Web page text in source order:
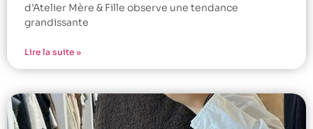
d’Atelier Mère & Fille observe une tendance
grandissante
Lire la suite »